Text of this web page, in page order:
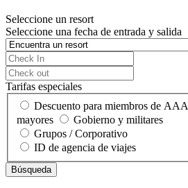
Seleccione un resort
Seleccione una fecha de entrada y salida
Tarifas especiales
Descuento para miembros de AAA
mayores
Gobierno y militares
Grupos / Corporativo
ID de agencia de viajes